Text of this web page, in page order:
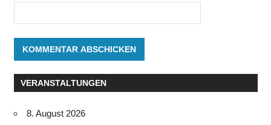
VERANSTALTUNGEN
8. August 2026